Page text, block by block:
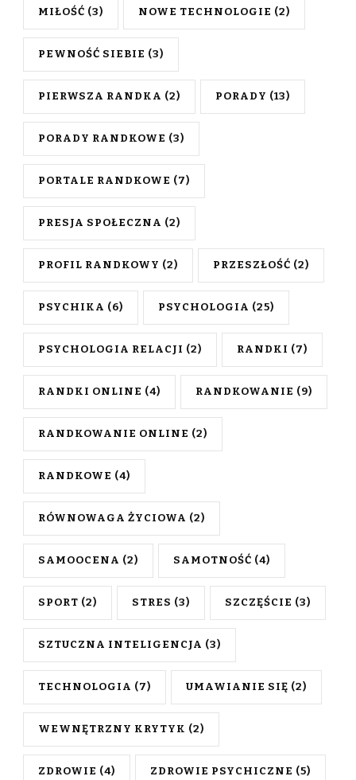
MIŁOŚĆ (3) NOWE TECHNOLOGIE (2)
PEWNOŚĆ SIEBIE (3)
PIERWSZA RANDKA (2) PORADY (13)
PORADY RANDKOWE (3)
PORTALE RANDKOWE (7)
PRESJA SPOŁECZNA (2)
PROFIL RANDKOWY (2) PRZESZŁOŚĆ (2)
PSYCHIKA (6) PSYCHOLOGIA (25)
PSYCHOLOGIA RELACJI (2) RANDKI (7)
RANDKI ONLINE (4) RANDKOWANIE (9)
RANDKOWANIE ONLINE (2)
RANDKOWE (4)
RÓWNOWAGA ŻYCIOWA (2)
SAMOOCENA (2) SAMOTNOŚĆ (4)
SPORT (2) STRES (3) SZCZĘŚCIE (3)
SZTUCZNA INTELIGENCJA (3)
TECHNOLOGIA (7) UMAWIANIE SIĘ (2)
WEWNĘTRZNY KRYTYK (2)
ZDROWIE (4) ZDROWIE PSYCHICZNE (5)